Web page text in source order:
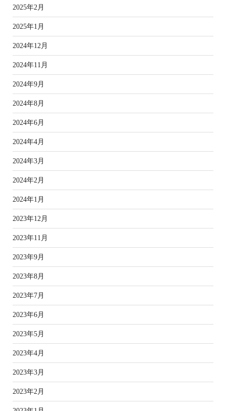
2025年2月
2025年1月
2024年12月
2024年11月
2024年9月
2024年8月
2024年6月
2024年4月
2024年3月
2024年2月
2024年1月
2023年12月
2023年11月
2023年9月
2023年8月
2023年7月
2023年6月
2023年5月
2023年4月
2023年3月
2023年2月